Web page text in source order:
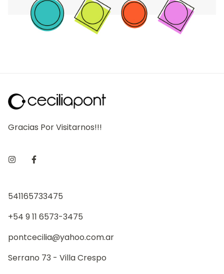
Gracias Por Visitarnos!!!
541165733475
+54 9 11 6573-3475
pontcecilia@yahoo.com.ar
Serrano 73 - Villa Crespo